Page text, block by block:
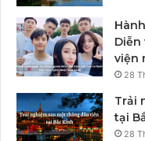
Diễn
viện
28
Trải
tại
28